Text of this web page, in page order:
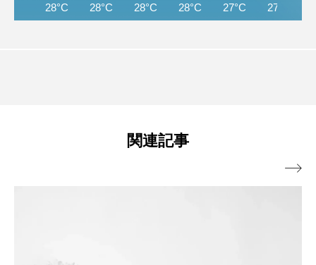
28°C 28°C 28°C 28°C 27°C 27°C
関連記事
